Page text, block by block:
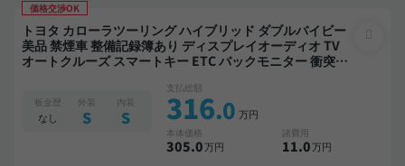
価格交渉OK
トヨタ カローラツーリング ハイブリッド ダブルバイビー
美品 禁煙車 整備記録簿あり ディスプレイオーディオ TV
オートクルーズ スマートキー ETC バックモニター 衝突軽
板金歴
なし
外装
S
内装
S
支払総額
316.0 万円
本体価格
305.0万円
諸費用
11.0万円